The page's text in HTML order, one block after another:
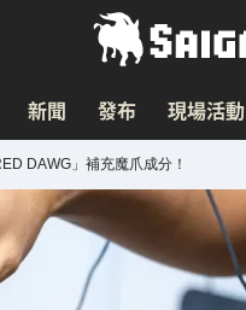
新聞 發布 現場活動
DAWG」補充魔爪成分！